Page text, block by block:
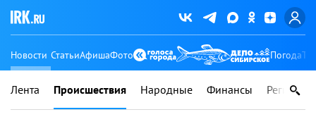
Новости СтатьиАфишаФото Погода
Лента Происшествия Народные Финансы Регионы